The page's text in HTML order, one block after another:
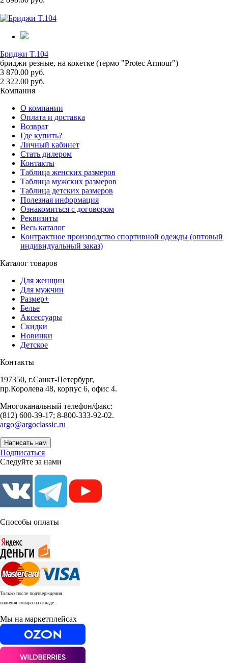
Бриджи T.104
бриджи резные, на кокетке (термо "Protec Armour")
3 870.00 руб.
2 322.00 руб.
Компания
О компании
Оплата и доставка
Возврат
Где купить?
Личный кабинет
Стать дилером
Контакты
Таблица женских размеров
Таблица мужских размеров
Таблица детских размеров
Полезная информация
Ознакомиться с договором
Реквизиты
Весь каталог
Контрактное производство спортивной одежды (оптовый
индивидуальный заказ)
Каталог товаров
Для женщин
Для мужчин
Размер+
Белье
Аксессуары
Скидки
Новинки
Детское
Контакты
197350, г.Санкт-Петербург,
пр.Королева 48, корпус 6, офис 4.
Многоканальный телефон/факс:
(812) 600-39-17; 8-800-333-92-02.
argo@argoclassic.ru
Написать нам
Подписаться
Следуйте за нами
Способы оплаты
Только после подтверждения
наличия товара на складе.
Мы на маркетплейсах